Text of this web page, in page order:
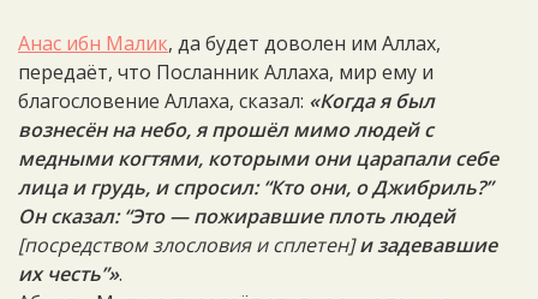
Анас ибн Малик, да будет доволен им Аллах,
передаёт, что Посланник Аллаха, мир ему и
благословение Аллаха, сказал: «Когда я был
вознесён на небо, я прошёл мимо людей с
медными когтями, которыми они царапали себе
лица и грудь, и спросил: “Кто они, о Джибриль?”
Он сказал: “Это — пожиравшие плоть людей
[посредством злословия и сплетен]и задевавшие
их честь”».